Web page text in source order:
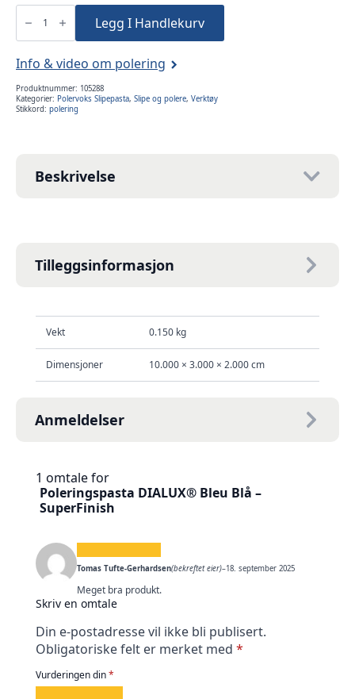
Poleringspasta
DIALUX®
Bleu
Blå
SuperFinish
antall
Legg I Handlekurv
Info & video om polering
Produktnummer: 105288
Kategorier: Polervoks Slipepasta, Slipe og polere, Verktøy
Stikkord: polering
Beskrivelse
Tilleggsinformasjon
Vekt 0.150 kg
Dimensjoner 10.000 × 3.000 × 2.000 cm
Anmeldelser
1 omtale for
Poleringspasta DIALUX® Bleu Blå –
SuperFinish
Tomas Tufte-Gerhardsen(bekreftet eier)–18. september 2025
Meget bra produkt.
Skriv en omtale
Din e-postadresse vil ikke bli publisert.
Obligatoriske felt er merket med *
Vurderingen din*